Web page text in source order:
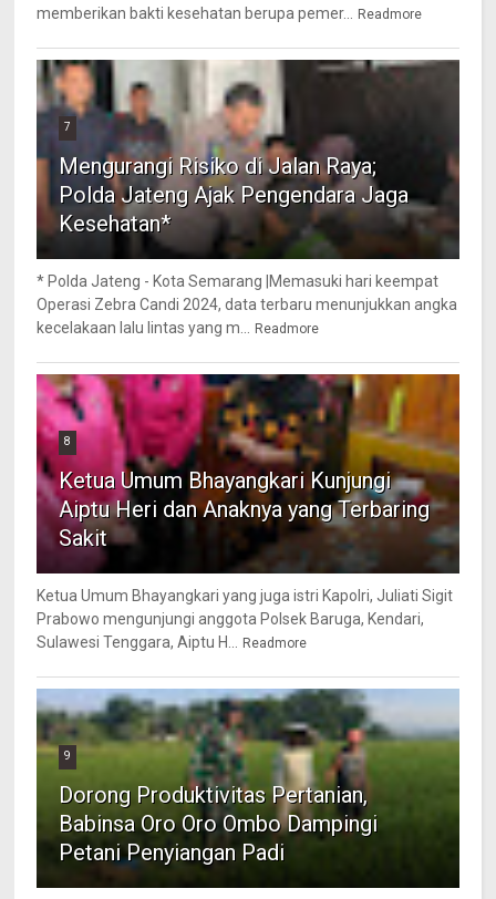
memberikan bakti kesehatan berupa pemer...
Readmore
7
Mengurangi Risiko di Jalan Raya;
Polda Jateng Ajak Pengendara Jaga
Kesehatan*
* Polda Jateng - Kota Semarang |Memasuki hari keempat
Operasi Zebra Candi 2024, data terbaru menunjukkan angka
kecelakaan lalu lintas yang m...
Readmore
8
Ketua Umum Bhayangkari Kunjungi
Aiptu Heri dan Anaknya yang Terbaring
Sakit
Ketua Umum Bhayangkari yang juga istri Kapolri, Juliati Sigit
Prabowo mengunjungi anggota Polsek Baruga, Kendari,
Sulawesi Tenggara, Aiptu H...
Readmore
9
Dorong Produktivitas Pertanian,
Babinsa Oro Oro Ombo Dampingi
Petani Penyiangan Padi